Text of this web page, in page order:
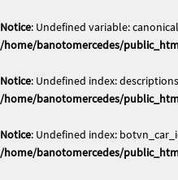
Notice: Undefined variable:
/home/banotomercedes/
Notice: Undefined index:
/home/banotomercedes/
Notice: Undefined index:
/home/banotomercedes/